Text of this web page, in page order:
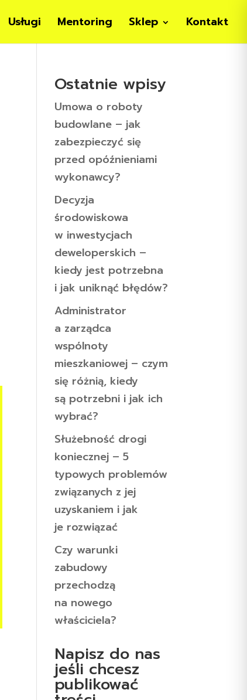
Usługi Mentoring Sklep Kontakt
Ostatnie wpisy
Umowa o roboty
budowlane – jak
zabezpieczyć się
przed opóźnieniami
wykonawcy?
Decyzja
środowiskowa
w inwestycjach
deweloperskich –
kiedy jest potrzebna
i jak uniknąć błędów?
Administrator
a zarządca
wspólnoty
mieszkaniowej – czym
się różnią, kiedy
są potrzebni i jak ich
wybrać?
Służebność drogi
koniecznej – 5
typowych problemów
związanych z jej
uzyskaniem i jak
je rozwiązać
Czy warunki
zabudowy
przechodzą
na nowego
właściciela?
Napisz do nas
jeśli chcesz
publikować